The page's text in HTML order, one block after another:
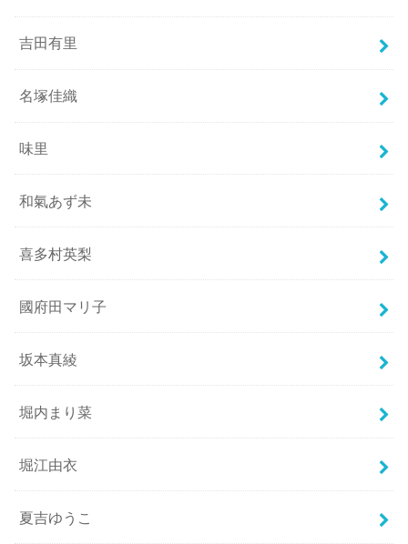
吉田有里
名塚佳織
味里
和氣あず未
喜多村英梨
國府田マリ子
坂本真綾
堀内まり菜
堀江由衣
夏吉ゆうこ